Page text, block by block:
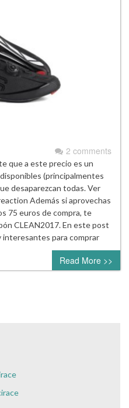
2 comments
que a este precio es un
(principalmentes
desaparezcan todas. Ver
Además si aprovechas
75 euros de compra, te
CLEAN2017. En este post
interesantes para comprar
Read More >>